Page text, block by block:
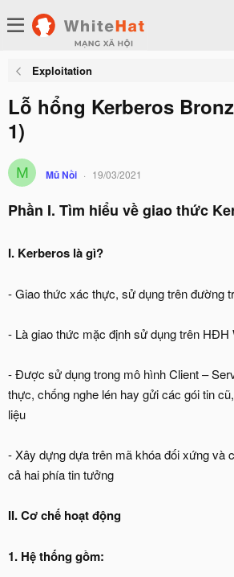
Exploitation
Lỗ hổng Kerberos
1)
M Mũ Nồi 19/03/2021
Phần I. Tìm hiểu về giao thức
I. Kerberos là gì?
- Giao thức xác thực, sử dụng trên đường
- Là giao thức mặc định sử dụng trên
- Được sử dụng trong mô hình Client –
thực, chống nghe lén hay gửi các gói tin
liệu
- Xây dựng dựa trên mã khóa đối xứng và
cả hai phía tin tưởng
II. Cơ chế hoạt động
1. Hệ thống gồm: